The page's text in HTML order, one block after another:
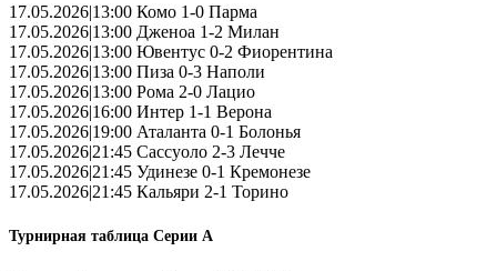
17.05.2026|13:00 Комо 1-0 Парма
17.05.2026|13:00 Дженоа 1-2 Милан
17.05.2026|13:00 Ювентус 0-2 Фиорентина
17.05.2026|13:00 Пиза 0-3 Наполи
17.05.2026|13:00 Рома 2-0 Лацио
17.05.2026|16:00 Интер 1-1 Верона
17.05.2026|19:00 Аталанта 0-1 Болонья
17.05.2026|21:45 Сассуоло 2-3 Лечче
17.05.2026|21:45 Удинезе 0-1 Кремонезе
17.05.2026|21:45 Кальяри 2-1 Торино
Турнирная таблица Серии А